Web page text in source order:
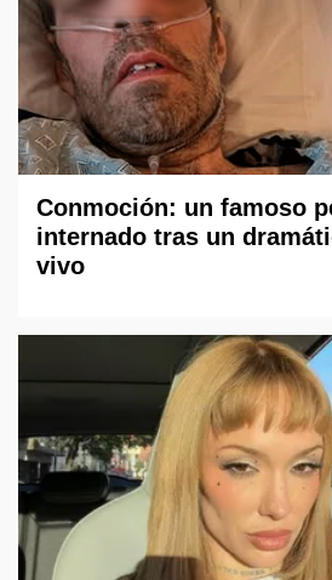
Conmoción: un famoso
internado tras un
vivo